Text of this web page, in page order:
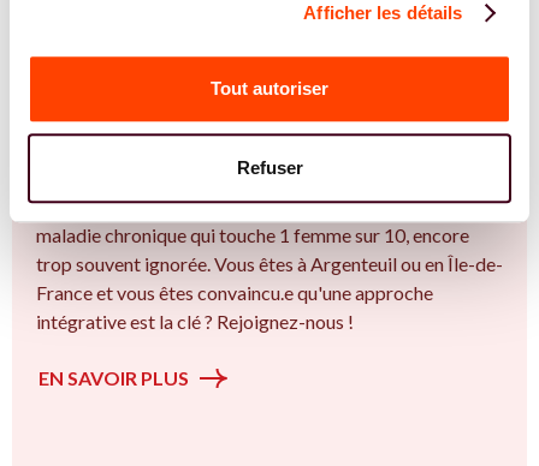
Afficher les détails
Tout autoriser
Refuser
Vous êtes Gynécologue expert.e.s en
endométriose ?
l'accompagnement des femmes et des couples sur la
thématique de la fertilité et particulièrement sur l’ Une
maladie chronique qui touche 1 femme sur 10, encore
trop souvent ignorée. Vous êtes à Argenteuil ou en Île-de-
France et vous êtes convaincu.e qu'une approche
intégrative est la clé ? Rejoignez-nous !
EN SAVOIR PLUS